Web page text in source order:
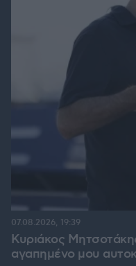
Κυριάκος
αγαπημένο μου
07.08.2026, 19:39